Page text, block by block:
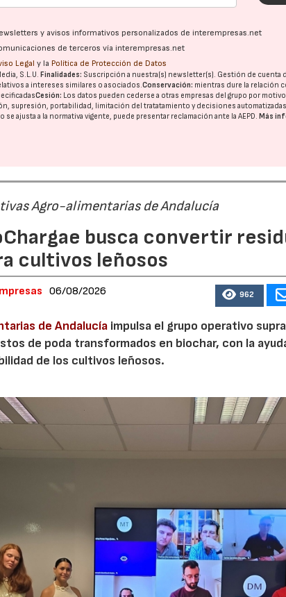
y avisos informativos personalizados de interempresas.net
de terceros vía interempresas.net
Legal y la Política de Protección de Datos
S.L.U.Finalidades: Suscripción a nuestra(s) newsletter(s). Gestión de cuenta
a intereses similares o asociados.Conservación: mientras dure la relación
Cesión: Los datos pueden cederse a otras empresas del grupo por
supresión, portabilidad, limitación del tratatamiento y decisiones
se ajusta a la normativa vigente, puede presentar reclamación ante laAEPD.Más
Agro-alimentarias de Andalucía
busca convertir
cultivos leñosos
06/08/2026 962
de Andalucía impulsa el grupo operativo
de poda transformados en biochar, con la
de los cultivos leñosos.